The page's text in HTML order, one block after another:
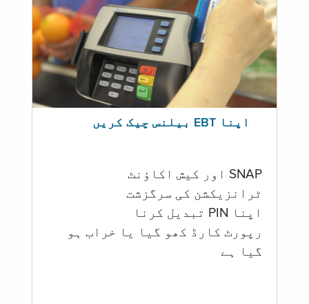
اپنا EBT بیلنس چیک کریں
SNAP اور کیش اکاؤنٹ
ٹرانزیکشن کی سرگزشت
اپنا PIN تبدیل کرنا
رپورٹ کارڈ کھو گیا یا خراب ہو
گيا ہے